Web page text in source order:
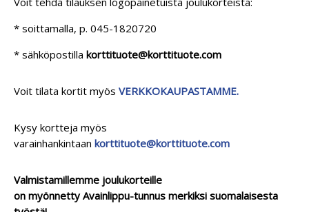
* soittamalla, p. 045-1820720
* sähköpostilla korttituote@korttituote.com
Voit tilata kortit myös VERKKOKAUPASTAMME.
Kysy kortteja myös
varainhankintaan korttituote@korttituote.com
Valmistamillemme joulukorteille
on myönnetty Avainlippu-tunnus merkiksi suomalaisesta